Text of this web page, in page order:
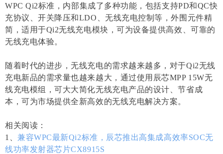
WPC Qi2标准，内部集成了多种功能，包括支持PD和QC快
充协议、开关降压和LDO、无线充电控制等，外围元件精
简，适用于Qi2无线充电模块，可为设备提供高效、可靠的
无线充电体验。
随着时代的进步，无线充电的需求越来越多，对于Qi2无线
充电新品的需求量也越来越大，通过使用辰芯MPP 15W无
线充电模组，可大大简化无线充电产品的设计、节省成
本，可为市场提供全新高效的无线充电解决方案。
相关阅读：
1、兼容WPC最新Qi2标准，辰芯推出高集成高效率SOC无
线功率发射器芯片CX8915S